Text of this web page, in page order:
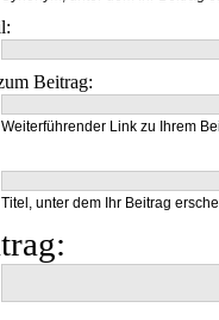
Beitrag:
Weiterführender Link zu Ihrem
Titel, unter dem Ihr Beitrag